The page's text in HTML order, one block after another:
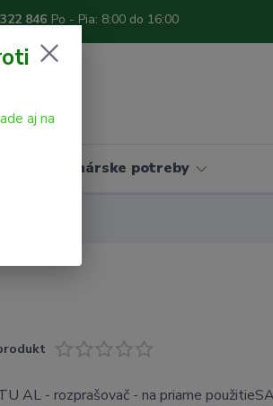
846 Po - Pia: 8:00 do 16:00
Vinárske potreby
AL - rozprašovač - na priame
aj na